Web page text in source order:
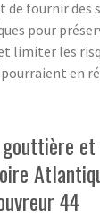
de fournir des
pour
limiter les
en
gouttière
44